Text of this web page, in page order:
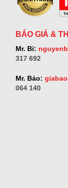
BÁO GIÁ &
Mr. Bỉ:
317 692
Mr. Bảo:
064 140